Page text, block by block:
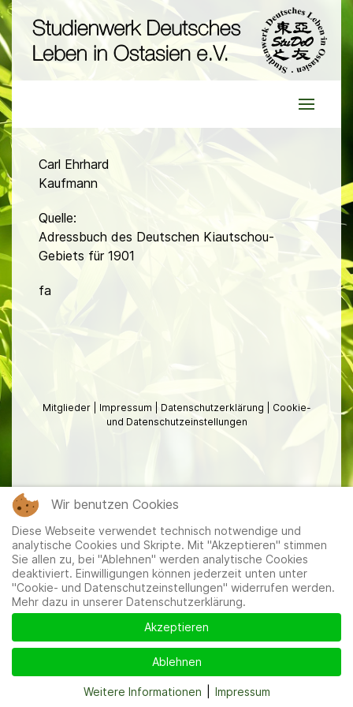
Carl Ehrhard
Kaufmann
Quelle:
Adressbuch des Deutschen Kiautschou-
Gebiets für 1901
fa
Mitglieder Impressum Datenschutzerklärung
Cookie-
und Datenschutzeinstellungen
Wir benutzen Cookies
Diese Webseite verwendet technisch notwendige und
analytische Cookies und Skripte. Mit "Akzeptieren" stimmen
Sie allen zu, bei "Ablehnen" werden analytische Cookies
deaktiviert. Einwilligungen können jederzeit unten unter
"Cookie- und Datenschutzeinstellungen" widerrufen werden.
Mehr dazu in unserer Datenschutzerklärung.
Akzeptieren
Ablehnen
Weitere Informationen Impressum